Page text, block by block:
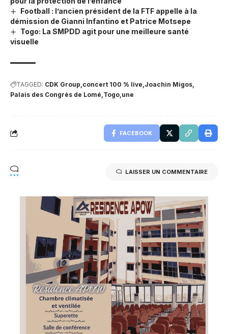
Football : l’ancien président de la FTF appelle à la
démission de Gianni Infantino et Patrice Motsepe
Togo: La SMPDD agit pour une meilleure santé
visuelle
TAGGED: CDK Group concert 100 % live Joachin Migos
Palais des Congrès de Lomé Togo une
FACEBOOK
LAISSER UN COMMENTAIRE